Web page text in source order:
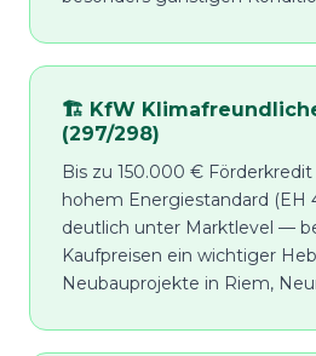
🏗️ KfW
(297/298)
Bis zu 150.000 €
hohem Energiestandard (EH
deutlich unter Marktlevel —
Kaufpreisen ein wichtiger
Neubauprojekte in Riem,